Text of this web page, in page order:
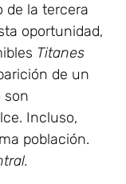
de la tercera
oportunidad,
Titanes
de un
son
Incluso,
población.